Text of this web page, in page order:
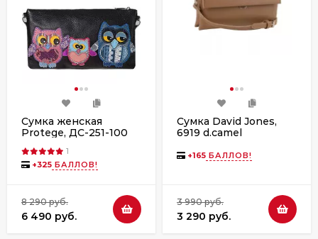
Сумка женская
Protege, ДС-251-100
1
+325 БАЛЛОВ!
8 290 руб.
6 490 руб.
Сумка David Jones,
6919 d.camel
+165 БАЛЛОВ!
3 990 руб.
3 290 руб.